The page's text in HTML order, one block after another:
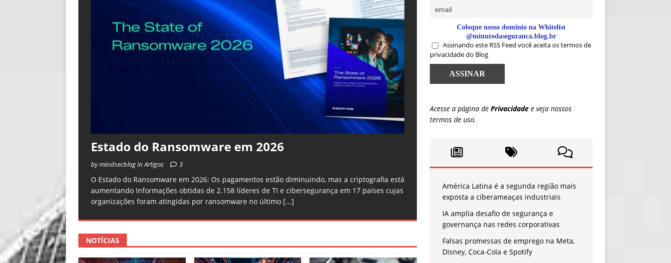
Estado do Ransomware em 2026
by mindsecblog in Artigos 3
O Estado do Ransomware em 2026: Os pagamentos estão diminuindo, mas a criptografia está
aumentando Informações obtidas de 2.158 líderes de TI e cibersegurança em 17 países cujas
organizações foram atingidas por ransomware no último [...]
NOTÍCIAS
Coloque nosso domínio na Whitelist
@minutodaseguranca.blog.br
Assinando este RSS Feed você aceita os termos de
privacidade do Blog
Acesse a página de Privacidade e veja nossos
termos de uso.
América Latina é a segunda região mais
exposta a ciberameaças industriais
IA amplia desafio de segurança e
governança nas redes corporativas
Falsas promessas de emprego na Meta,
Disney, Coca-Cola e Spotify